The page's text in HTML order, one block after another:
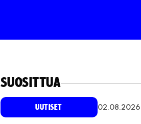
SUOSITTUA
UUTISET 02.08.2026